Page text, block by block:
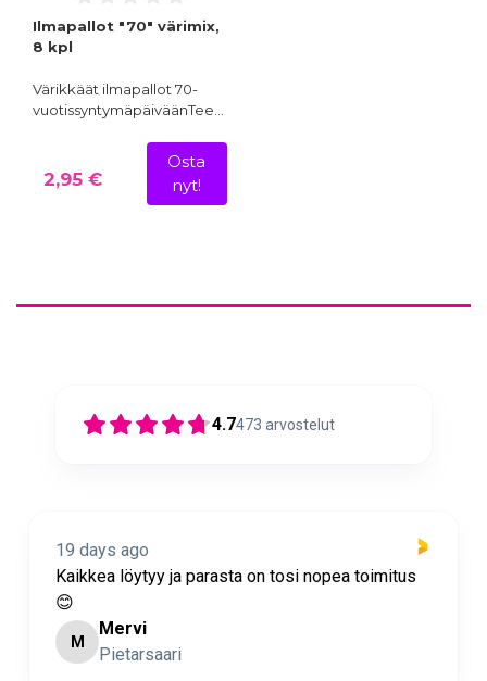
Ilmapallot "70" värimix,
8 kpl
Värikkäät ilmapallot 70-
vuotissyntymäpäiväänTee…
2,95 €
Osta
nyt!
4.7473 arvostelut
on tosi nopea toimitus
19 days ago
Nopea toimitus ja